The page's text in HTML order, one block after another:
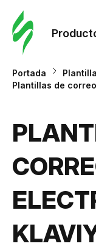
Portada
Plantillas de